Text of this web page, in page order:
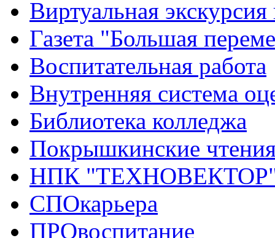
Виртуальная
Газета "Большая
Воспитательная работа
Внутренняя система
Библиотека колледжа
Покрышкинские
НПК
СПОкарьера
ПРОвоспитание